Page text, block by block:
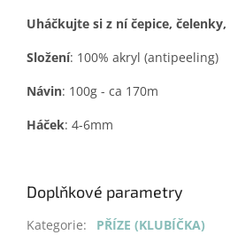
Uháčkujte si z ní čepice,
Složení: 100% akryl (antipeeling)
Návin: 100g - ca 170m
Háček: 4-6mm
Doplňkové parametry
Kategorie:
PŘÍZE (KLUBÍČKA)